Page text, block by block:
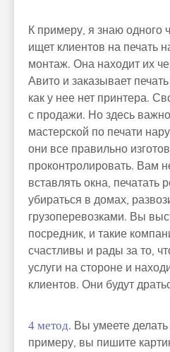
К примеру, я знаю одного
ищет клиентов на печать
монтаж. Она находит их
Авито и заказывает
как у нее нет принтера.
с продажи. Но здесь
мастерской по печати
они все правильно
проконтролировать. Вам
вставлять окна,
убираться в домах,
грузоперевозками. Вы
посредник, и такие
счастливы и рады за то,
услуги на стороне и
клиентов. Они будут
4 метод. Вы умеете
примеру, вы пишите